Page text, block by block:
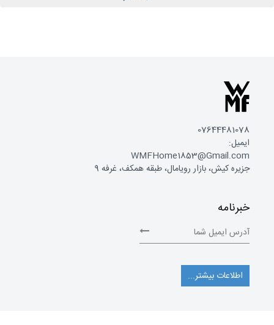
07644481078
ایمیل:
WMFHome1853@Gmail.com
جزیره کیش، بازار رویامال، طبقه همکف، غرفه 9
خبرنامه
اطلاعات بیشتر...